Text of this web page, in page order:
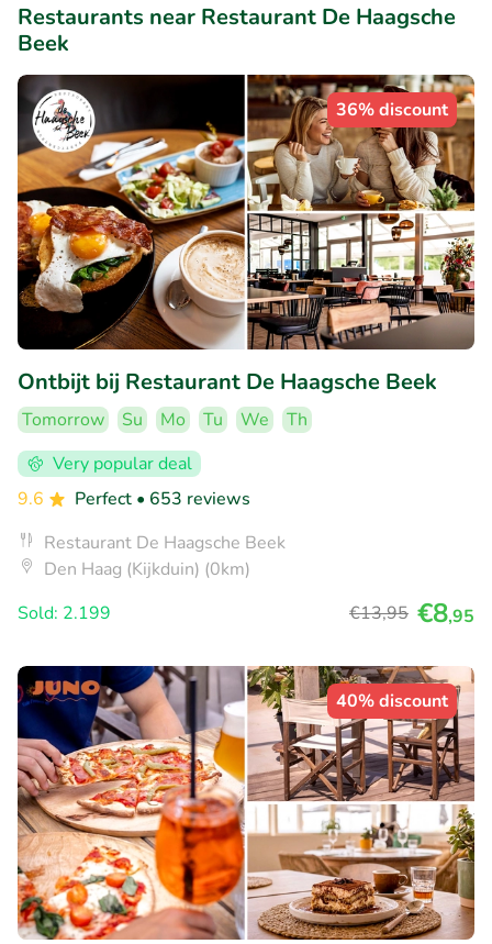
Restaurants near Restaurant De Haagsche
Beek
36% discount
Ontbijt bij Restaurant De Haagsche Beek
Tomorrow Su Mo Tu We
Th
Very popular deal
9.6
Perfect • 653 reviews
Restaurant De Haagsche Beek
Den Haag (Kijkduin) (0km)
Sold: 2.199
€13,95 €8,95
40% discount